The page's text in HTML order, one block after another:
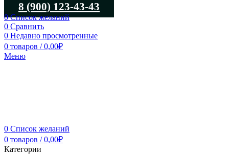
8 (900) 123-43-43
0Список желаний
0 Сравнить
0 Недавно просмотренные
0 товаров / 0,00₽
Меню
0 Список желаний
0 товаров / 0,00₽
Категории